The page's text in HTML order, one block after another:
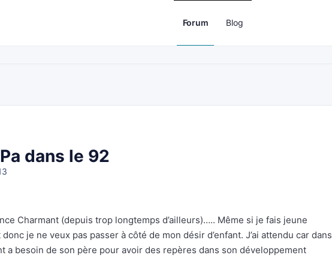
Forum Blog
dans le 92
Charmant (depuis trop longtemps d’ailleurs)….. Même si je fais jeune
je ne veux pas passer à côté de mon désir d’enfant. J’ai attendu car dans
a besoin de son père pour avoir des repères dans son développement